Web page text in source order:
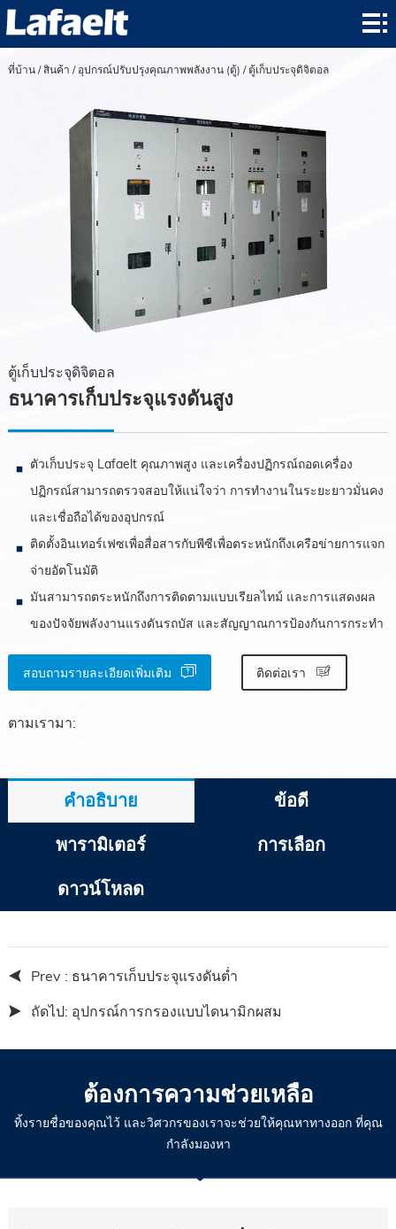
ที่
บ้าน
สินค้า
ที่บ้าน/สินค้า / อุปกรณ์ปรับปรุงคุณภาพพลังงาน (ตู้) / ตู้เก็บประจุดิจิตอล
ตู้เก็บประจุดิจิตอล
ธนาคารเก็บประจุแรงดันสูง
ตัวเก็บประจุ Lafaelt คุณภาพสูง และเครื่องปฏิกรณ์ถอดเครื่อง
ปฏิกรณ์สามารถตรวจสอบให้แน่ใจว่า การทำงานในระยะยาวมั่นคง
และเชื่อถือได้ของอุปกรณ์
ติดตั้งอินเทอร์เฟซเพื่อสื่อสารกับพีซีเพื่อตระหนักถึงเครือข่ายการแจก
จ่ายอัตโนมัติ
มันสามารถตระหนักถึงการติดตามแบบเรียลไทม์ และการแสดงผล
ของปัจจัยพลังงานแรงดันรถบัส และสัญญาณการป้องกันการกระทำ
สอบถามรายละเอียดเพิ่มเติม ติดต่อเรา
ตามเรามา:
คำอธิบาย
ข้อดี
พารามิเตอร์
การเลือก
ดาวน์โหลด
Prev : ธนาคารเก็บประจุแรงดันต่ำ
ถัดไป: อุปกรณ์การกรองแบบไดนามิกผสม
ต้องการความช่วยเหลือ
ทิ้งรายชื่อของคุณไว้ และวิศวกรของเราจะช่วยให้คุณหาทางออก ที่คุณ
กำลังมองหา